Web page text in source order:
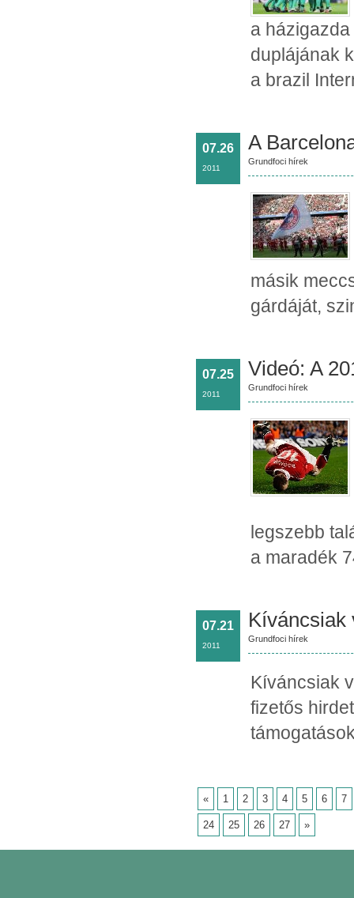
a
duplájának
a brazil
07.26
2011
A
Grundfoci hírek
másik
gárdáját,
07.25
2011
Videó: A
Grundfoci hírek
legszebb
a maradék
07.21
2011
Kíváncsiak
Grundfoci hírek
Kíváncsiak
fizetős
« 1 2 3 4 5 6 7
24 25 26 27 »